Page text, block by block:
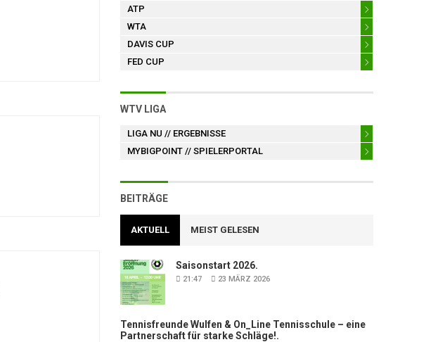
ATP
WTA
DAVIS CUP
FED CUP
WTV LIGA
LIGA NU // ERGEBNISSE
MYBIGPOINT // SPIELERPORTAL
BEITRÄGE
AKTUELL MEIST GELESEN
Saisonstart 2026.
21:47 23 MÄRZ 2026
Tennisfreunde Wulfen & On_Line Tennisschule – eine
Partnerschaft für starke Schläge!.